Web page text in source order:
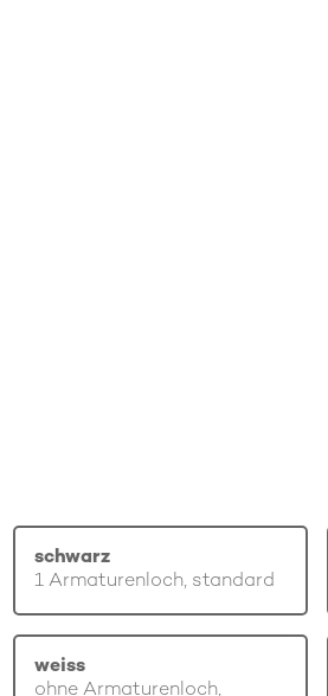
schwarz
1 Armaturenloch, standard
weiss
ohne Armaturenloch,